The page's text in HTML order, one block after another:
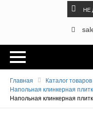
НЕ
Главная
Каталог товаров
Напольная клинкерная
Напольная клинкерная